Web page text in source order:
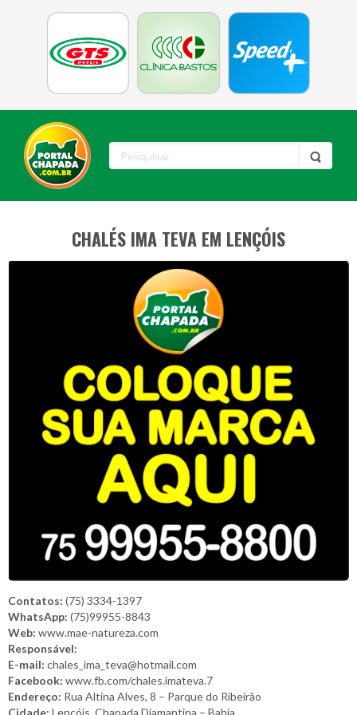
CHALÉS IMA TEVA EM LENÇÓIS
Contatos: (75) 3334-1397
WhatsApp: (75)99955-8843
Web: www.mae-natureza.com
Responsável:
E-mail: chales_ima_teva@hotmail.com
Facebook: www.fb.com/chales.imateva.7
Endereço: Rua Altina Alves, 8 – Parque do Ribeirão